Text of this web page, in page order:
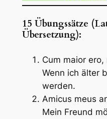
15 Übungssätze
Übersetzung):
Cum maior
Wenn ich älter
werden.
Amicus meus
Mein Freund